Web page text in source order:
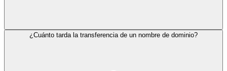
¿Cuánto tarda la transferencia de un nombre de dominio?